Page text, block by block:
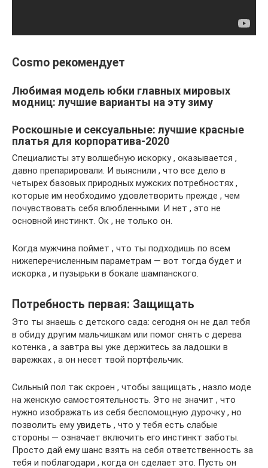
Cosmo рекомендует
Любимая модель юбки главных мировых
модниц: лучшие варианты на эту зиму
Роскошные и сексуальные: лучшие красные
платья для корпоратива-2020
Специалисты эту волшебную искорку , оказывается ,
давно препарировали. И выяснили , что все дело в
четырех базовых природных мужских потребностях ,
которые им необходимо удовлетворить прежде , чем
почувствовать себя влюбленными. И нет , это не
основной инстинкт. Ок , не только он.
Когда мужчина поймет , что ты подходишь по всем
нижеперечисленным параметрам — вот тогда будет и
искорка , и пузырьки в бокале шампанского.
Потребность первая: Защищать
Это ты знаешь с детского сада: сегодня он не дал тебя
в обиду другим мальчишкам или помог снять с дерева
котенка , а завтра вы уже держитесь за ладошки в
варежках , а он несет твой портфельчик.
Сильный пол так скроен , чтобы защищать , назло моде
на женскую самостоятельность. Это не значит , что
нужно изображать из себя беспомощную дурочку , но
позволить ему увидеть , что у тебя есть слабые
стороны — означает включить его инстинкт заботы.
Просто дай ему шанс взять на себя ответственность за
тебя и поблагодари , когда он сделает это. Пусть он